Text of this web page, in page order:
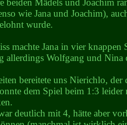
wie Jana und Joachim),
wurde.
machte Jana in vier knappen
allerdings Wolfgang und Nina
bereitete uns Nierichlo, der
dem Spiel beim 1:3 leider
deutlich mit 4, hätte aber